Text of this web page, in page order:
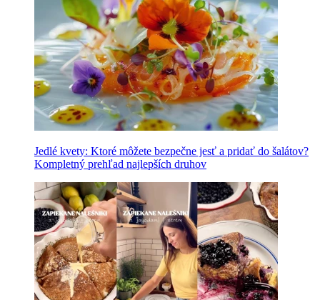
Jedlé kvety: Ktoré môžete bezpečne jesť a pridať do šalátov?
Kompletný prehľad najlepších druhov